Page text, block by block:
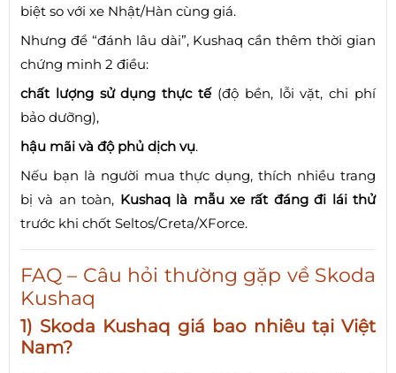
biệt so với xe Nhật/Hàn cùng giá.
Nhưng để “đánh lâu dài”, Kushaq cần thêm thời gian
chứng minh 2 điều:
chất lượng sử dụng thực tế(độ bền, lỗi vặt, chi phí
bảo dưỡng),
hậu mãi và độ phủ dịch vụ.
Nếu bạn là người mua thực dụng, thích nhiều trang
bị và an toàn, Kushaq là mẫu xe rất đáng đi lái thử
trước khi chốt Seltos/Creta/XForce.
FAQ – Câu hỏi thường gặp về Skoda
Kushaq
1) Skoda Kushaq giá bao nhiêu tại Việt
Nam?